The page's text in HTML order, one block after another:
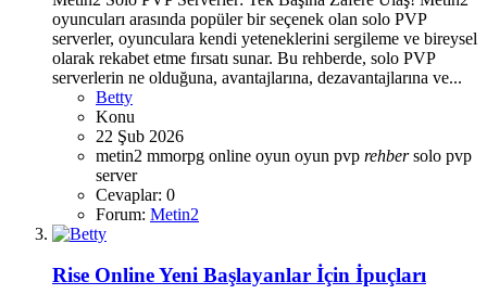
oyuncuları arasında popüler bir seçenek olan solo PVP
serverler, oyunculara kendi yeteneklerini sergileme ve bireysel
olarak rekabet etme fırsatı sunar. Bu rehberde, solo PVP
serverlerin ne olduğuna, avantajlarına, dezavantajlarına ve...
Betty
Konu
22 Şub 2026
metin2 mmorpg online oyun oyun pvp rehber solo pvp
server
Cevaplar: 0
Forum: Metin2
Rise Online Yeni Başlayanlar İçin İpuçları